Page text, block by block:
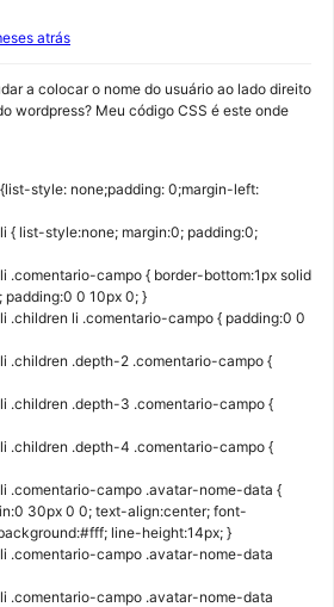
atrás
a colocar o nome do usuário ao lado direito
wordpress? Meu código CSS é este onde
style: none;padding: 0;margin-left:
{ list-style:none; margin:0; padding:0;
.comentario-campo { border-bottom:1px solid
0 10px 0; }
.children li .comentario-campo { padding:0 0
.children .depth-2 .comentario-campo {
.children .depth-3 .comentario-campo {
.children .depth-4 .comentario-campo {
.comentario-campo .avatar-nome-data {
30px 0 0; text-align:center; font-
line-height:14px; }
.comentario-campo .avatar-nome-data
.comentario-campo .avatar-nome-data